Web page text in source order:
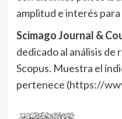
amplitud e interés
Scimago Journal &
dedicado al análisis de
Scopus. Muestra el
pertenece (https://